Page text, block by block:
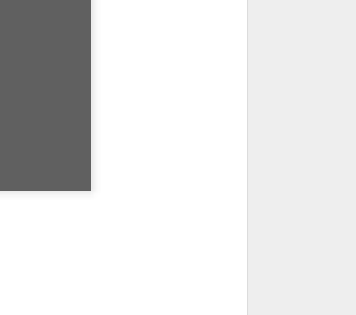
des récits
mère, la
avec
se retrouve au
de sa
– et elle-